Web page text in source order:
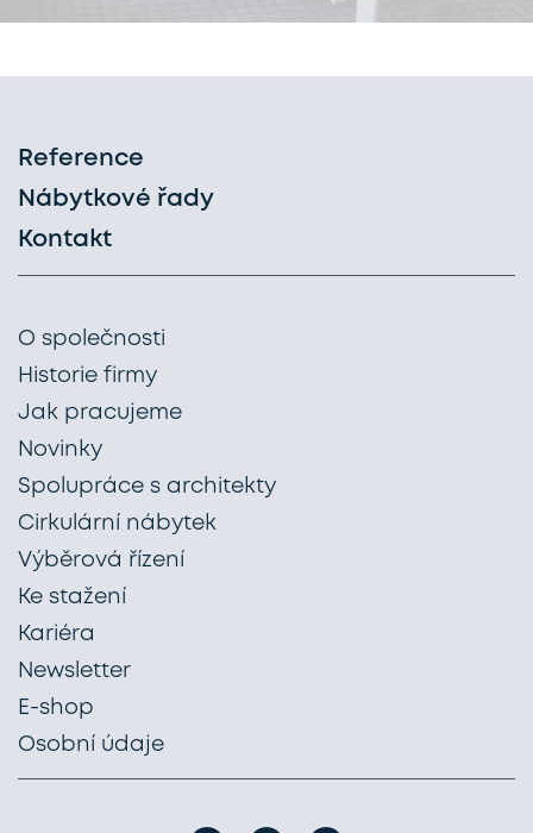
Reference
Nábytkové řady
Kontakt
O společnosti
Historie firmy
Jak pracujeme
Novinky
Spolupráce s architekty
Cirkulární nábytek
Výběrová řízení
Ke stažení
Kariéra
Newsletter
E-shop
Osobní údaje